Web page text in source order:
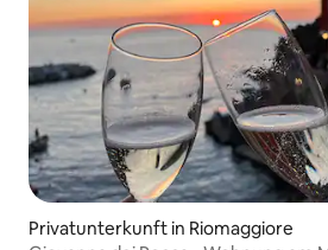
Privatunterkunft in Riomaggiore